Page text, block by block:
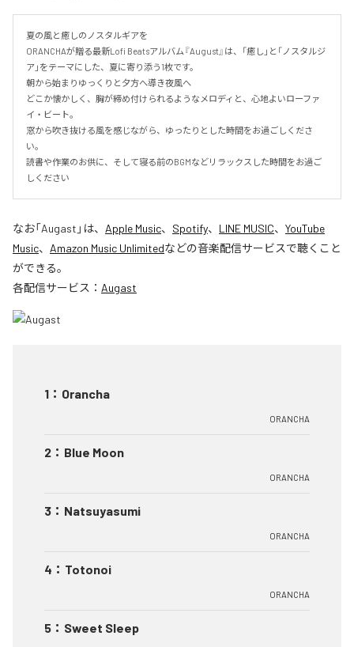
夏の風と癒しのノスタルギアを
ORANCHAが贈る最新Lofi Beatsアルバム『August』は、「癒し」と「ノスタルジ
ア」をテーマにした、夏に寄り添う1枚です。
朝から始まりゆっくりと夕方へ導き夜風へ
どこか懐かしく、胸が締め付けられるようなメロディと、心地よいローファ
イ・ビート。
窓から吹き抜ける風を感じながら、ゆったりとした時間をお過ごしくださ
い。
読書や作業のお供に、そして寝る前のBGMなどリラックスした時間をお過ご
しください
なお「Augast 」は、 Apple Music、 Spotify、 LINE MUSIC、 YouTube
Music、 Amazon Music Unlimitedなどの音楽配信サービスで聴くこと
ができる。
各配信サービス： Augast
1 ： Orancha
ORANCHA
2 ： Blue Moon
ORANCHA
3 ： Natsuyasumi
ORANCHA
4 ： Totonoi
ORANCHA
5 ： Sweet Sleep